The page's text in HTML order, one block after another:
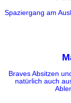
Spaziergang am
Braves Absitzen
natürlich auch